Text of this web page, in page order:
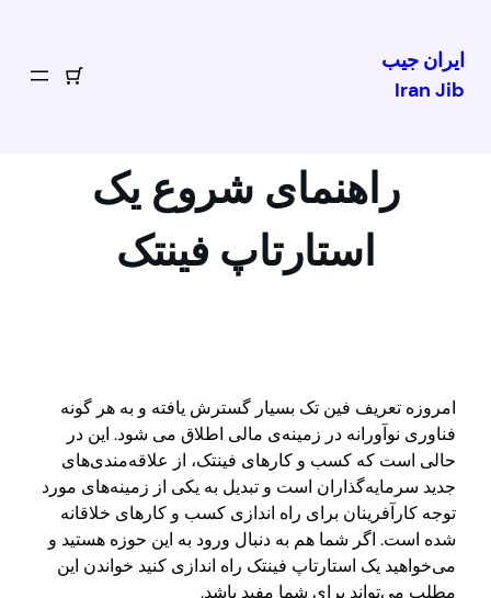
رفتن
ایران جیب
Iran Jib
راهنمای شروع یک
استارتاپ فینتک
امروزه تعریف فین تک بسیار گسترش یافته و به هر گونه
فناوری نوآورانه‌ در زمینه‌ی مالی اطلاق می شود. این در
حالی است که کسب و کارهای فینتک، از علاقه‌مندی‌های
جدید سرمایه‌گذاران است و تبدیل به یکی از زمینه‌های مورد
توجه کارآفرینان برای راه اندازی کسب و کارهای خلاقانه
شده است. اگر شما هم به دنبال ورود به این حوزه هستید و
می‌خواهید یک استارتاپ فینتک راه اندازی کنید خواندن این
مطلب می‌تواند برای شما مفید باشد.